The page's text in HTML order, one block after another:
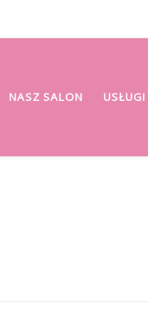
NASZ SALON USŁUGI